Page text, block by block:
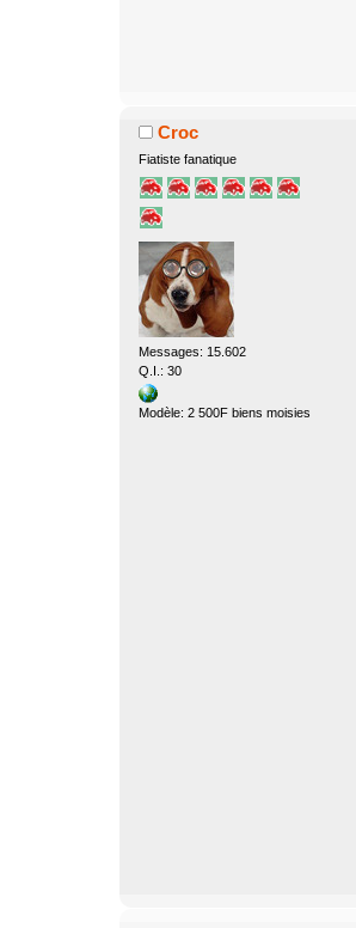
Croc
Fiatiste fanatique
Messages: 15.602
Q.I.: 30
Modèle: 2 500F biens moisies